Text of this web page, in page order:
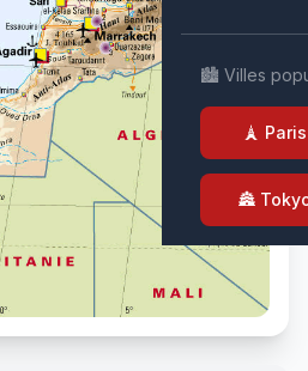
🏙️ Villes
🗼 Paris
🏯